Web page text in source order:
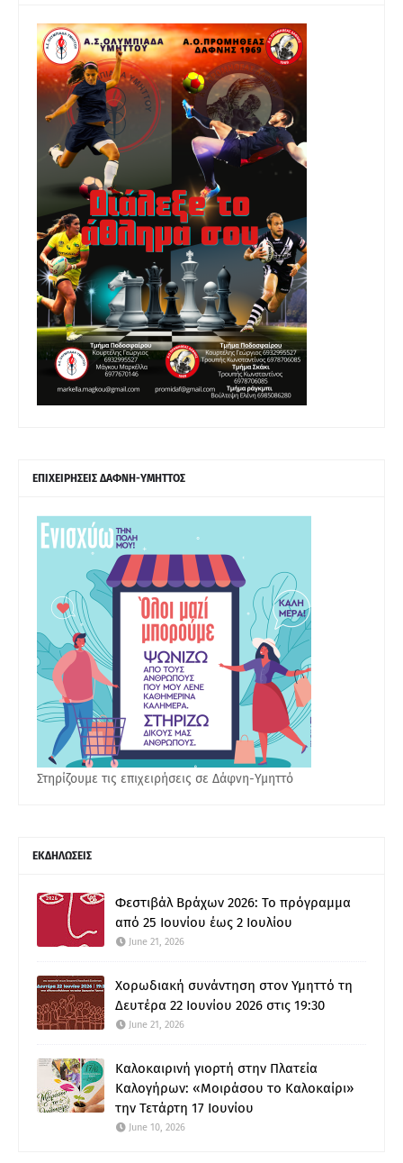
ΕΠΙΧΕΙΡΗΣΕΙΣ ΔΑΦΝΗ-ΥΜΗΤΤΟΣ
Στηρίζουμε τις επιχειρήσεις σε Δάφνη-Υμηττό
ΕΚΔΗΛΩΣΕΙΣ
Φεστιβάλ Βράχων 2026: Το πρόγραμμα
από 25 Ιουνίου έως 2 Ιουλίου
June 21, 2026
Χορωδιακή συνάντηση στον Υμηττό τη
Δευτέρα 22 Ιουνίου 2026 στις 19:30
June 21, 2026
Καλοκαιρινή γιορτή στην Πλατεία
Καλογήρων: «Μοιράσου το Καλοκαίρι»
την Τετάρτη 17 Ιουνίου
June 10, 2026